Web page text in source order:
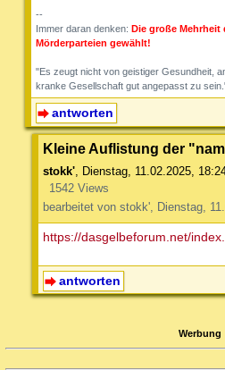
--
Immer daran denken: Die große
Mörderparteien gewählt!
"Es zeugt nicht von geistiger Gesundheit,
kranke Gesellschaft gut angepasst zu
antworten
Kleine Auflistung der
stokk' Dienstag, 11.02.2025,
1542 Views
bearbeitet von stokk', Dienstag,
https://dasgelbeforum.net/
antworten
Werbung